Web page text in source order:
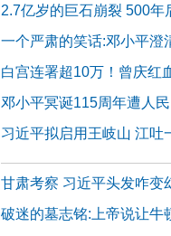
2.7亿岁的巨石崩裂 500年
一个严肃的笑话:邓小平澄
白宫连署超10万！曾庆红
邓小平冥诞115周年遭人
习近平拟启用王岐山 江吐
甘肃考察 习近平头发咋变
破迷的墓志铭:上帝说让牛